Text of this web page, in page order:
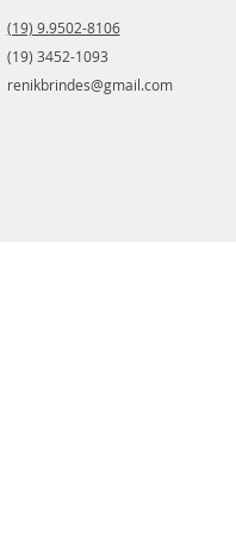
(19) 9.9502-8106
(19) 3452-1093
renikbrindes@gmail.com